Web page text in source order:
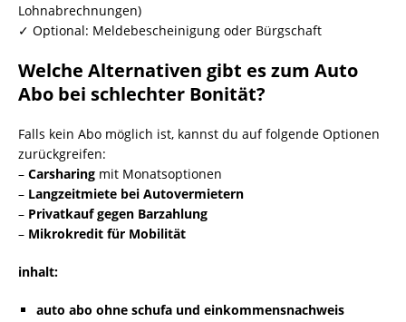
Lohnabrechnungen)
✓ Optional: Meldebescheinigung oder Bürgschaft
Welche Alternativen gibt es zum Auto
Abo bei schlechter Bonität?
Falls kein Abo möglich ist, kannst du auf folgende Optionen
zurückgreifen:
– Carsharing mit Monatsoptionen
– Langzeitmiete bei Autovermietern
– Privatkauf gegen Barzahlung
– Mikrokredit für Mobilität
inhalt:
auto abo ohne schufa und einkommensnachweis